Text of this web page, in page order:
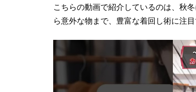
こちらの動画で紹介しているのは、秋
ら意外な物まで、豊富な着回し術に注目